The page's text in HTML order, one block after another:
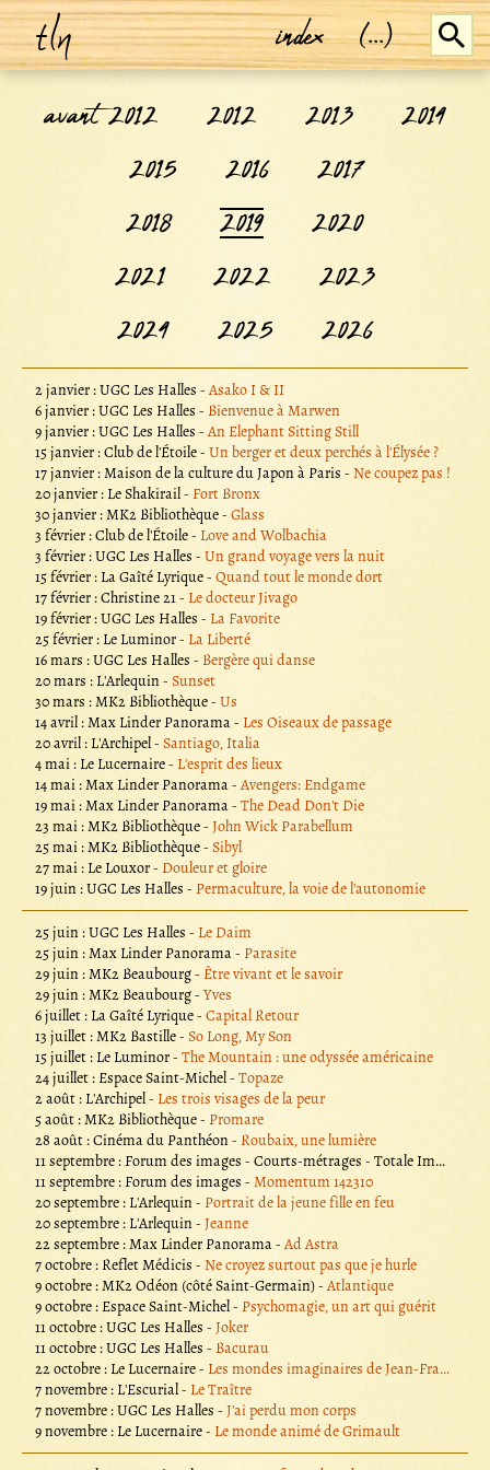
tln index (...)
avant 2012 2012 2013
2014
2015
2016
2017
2018
2019
2020
2021
2022
2023
2024
2025 2026
2 janvier : UGC Les Halles -Asako I & II
6 janvier : UGC Les Halles - Bienvenue à Marwen
9 janvier : UGC Les Halles -An Elephant Sitting Still
15 janvier : Club de l'Étoile - Un berger et deux perchés à l'Élysée ?
17 janvier : Maison de la culture du Japon à Paris - Ne coupez pas !
20 janvier : Le Shakirail - Fort Bronx
30 janvier : MK2 Bibliothèque - Glass
3 février : Club de l'Étoile - Love and Wolbachia
3 février : UGC Les Halles - Un grand voyage vers la nuit
15 février : La Gaîté Lyrique - Quand tout le monde dort
17 février : Christine 21 - Le docteur Jivago
19 février : UGC Les Halles - La Favorite
25 février : Le Luminor - La Liberté
16 mars : UGC Les Halles - Bergère qui danse
20 mars : L'Arlequin - Sunset
30 mars : MK2 Bibliothèque - Us
14 avril : Max Linder Panorama - Les Oiseaux de passage
20 avril : L'Archipel - Santiago, Italia
4 mai : Le Lucernaire - L'esprit des lieux
14 mai : Max Linder Panorama -Avengers: Endgame
19 mai : Max Linder Panorama - The Dead Don't Die
23 mai : MK2 Bibliothèque - John Wick Parabellum
25 mai : MK2 Bibliothèque - Sibyl
27 mai : Le Louxor - Douleur et gloire
19 juin : UGC Les Halles - Permaculture, la voie de l'autonomie
25 juin : UGC Les Halles - Le Daim
25 juin : Max Linder Panorama - Parasite
29 juin : MK2 Beaubourg - Être vivant et le savoir
29 juin : MK2 Beaubourg -Yves
6 juillet : La Gaîté Lyrique - Capital Retour
13 juillet : MK2 Bastille - So Long, My Son
15 juillet : Le Luminor - The Mountain : une odyssée américaine
24 juillet : Espace Saint-Michel - Topaze
2 août : L'Archipel - Les trois visages de la peur
5 août : MK2 Bibliothèque - Promare
28 août : Cinéma du Panthéon - Roubaix, une lumière
11 septembre : Forum des images - Courts-métrages - Totale Immersion
11 septembre : Forum des images - Momentum 142310
20 septembre : L'Arlequin - Portrait de la jeune fille en feu
20 septembre : L'Arlequin - Jeanne
22 septembre : Max Linder Panorama -Ad Astra
7 octobre : Reflet Médicis - Ne croyez surtout pas que je hurle
9 octobre : MK2 Odéon (côté Saint-Germain) -Atlantique
9 octobre : Espace Saint-Michel - Psychomagie, un art qui guérit
11 octobre : UGC Les Halles - Joker
11 octobre : UGC Les Halles - Bacurau
22 octobre : Le Lucernaire - Les mondes imaginaires de Jean-François Laguionie
7 novembre : L'Escurial - Le Traître
7 novembre : UGC Les Halles - J'ai perdu mon corps
9 novembre : Le Lucernaire - Le monde animé de Grimault